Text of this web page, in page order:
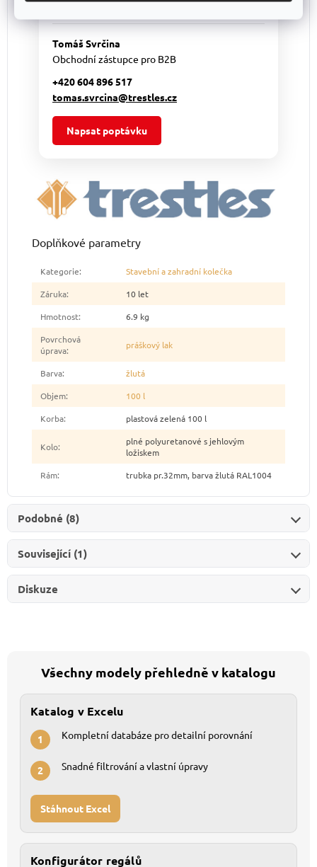
Individuální nabídka podle vašich potřeb
Tomáš Svrčina
Obchodní zástupce pro B2B
+420 604 896 517
tomas.svrcina@trestles.cz
Napsat poptávku
Doplňkové parametry
Kategorie:
Stavební a zahradní kolečka
Záruka:
10 let
Hmotnost:
6.9 kg
Povrchová
úprava: práškový lak
Barva:
žlutá
Objem:
100 l
Korba: plastová zelená 100 l
Kolo:
plné polyuretanové s jehlovým
ložiskem
Rám: trubka pr.32mm, barva žlutá RAL1004
Podobné (8)
Související (1)
Diskuze
Všechny modely přehledně v katalogu
Katalog v Excelu
1 Kompletní databáze pro detailní porovnání
2 Snadné filtrování a vlastní úpravy
Stáhnout Excel
Konfigurátor regálů